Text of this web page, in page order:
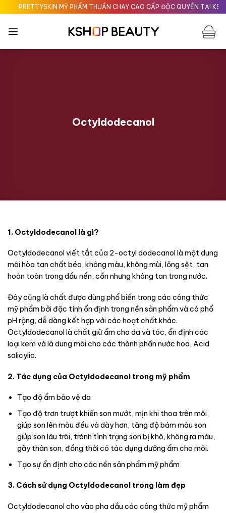
Chuyển
đến
nội
PRETTYSKIN MỸ PHẨM THUẦN CHAY CAO CẤP ĐỘC QUYỀN TẠI
Octyldodecanol
1. Octyldodecanol là gì?
Octyldodecanol viết tắt của 2-octyl dodecanol là một dung
môi hòa tan chất béo, không màu, không mùi, lỏng sệt, tan
hoàn toàn trong dầu nền, cồn nhưng không tan trong nước.
Đây cũng là chất được dùng phổ biến trong các công thức
mỹ phẩm bởi đặc tính ổn định trong nền sản phẩm và có phổ
pH rộng, dễ dàng kết hợp với các hoạt chất khác.
Octyldodecanol là chất giữ ẩm cho da và tóc, ổn định các
loại kem và là dung môi cho các thành phần nước hoa, Acid
salicylic.
2. Tác dụng của Octyldodecanol trong mỹ phẩm
Tạo độ ẩm bảo vệ da
Tạo độ trơn trượt khiến son mướt, mịn khi thoa trên môi,
giúp son lên màu đều và dày hơn, tăng độ bám màu son
giúp son lâu trôi, tránh tình trạng son bị khô, không ra màu,
gãy thân son, đồng thời có tác dụng dưỡng ẩm cho môi.
Tạo sự ổn định cho các nền sản phẩm mỹ phẩm
3. Cách sử dụng Octyldodecanol trong làm đẹp
Octyldodecanol cho vào pha dầu các công thức mỹ phẩm